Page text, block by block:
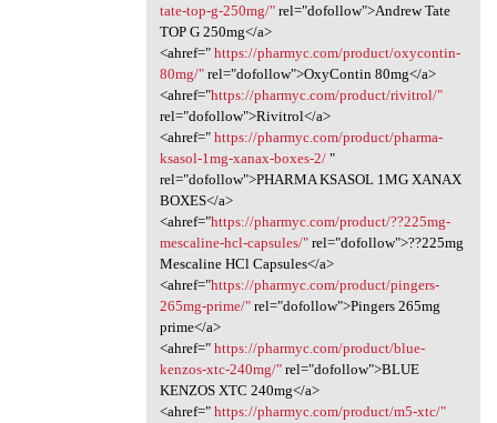
tate-top-g-250mg/"rel="dofollow">Andrew Tate
TOP G 250mg</a>
<ahref=" https://pharmyc.com/product/oxycontin-
80mg/"rel="dofollow">OxyContin 80mg</a>
<ahref="https://pharmyc.com/product/rivitrol/"
rel="dofollow">Rivitrol</a>
<ahref=" https://pharmyc.com/product/pharma-
ksasol-1mg-xanax-boxes-2/"
rel="dofollow">PHARMA KSASOL 1MG XANAX
BOXES</a>
<ahref="https://pharmyc.com/product/??225mg-
mescaline-hcl-capsules/"rel="dofollow">??225mg
Mescaline HCl Capsules</a>
<ahref="https://pharmyc.com/product/pingers-
265mg-prime/"rel="dofollow">Pingers 265mg
prime</a>
<ahref=" https://pharmyc.com/product/blue-
kenzos-xtc-240mg/"rel="dofollow">BLUE
KENZOS XTC 240mg</a>
<ahref=" https://pharmyc.com/product/m5-xtc/"